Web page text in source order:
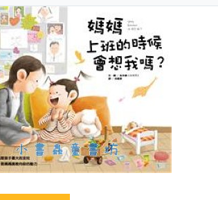
與
孩
子
親
密
繪
本
精
選